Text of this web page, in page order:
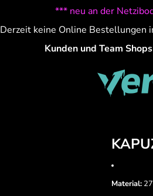
*** neu an der
Derzeit keine Online Bestellungen
Kunden und Team
Material: